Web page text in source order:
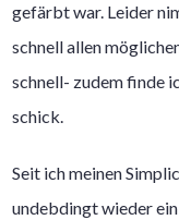
gefärbt war. Leider
schnell allen
schnell- zudem finde
schick.
Seit ich meinen
undebdingt wieder